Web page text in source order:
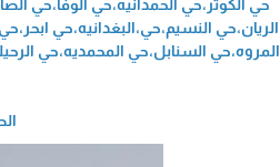
حي الكوثر،حي الحمدانيه،حي الوفا،حي
الريان،حي النسيم،حي،البغدانيه،حي
المروه،حي السنابل،حي المحمديه،حي